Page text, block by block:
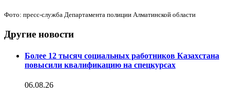
Фото: пресс-служба Департамента полиции Алматинской области
Другие новости
Более 12 тысяч социальных работников Казахстана
повысили квалификацию на спецкурсах
06.08.26